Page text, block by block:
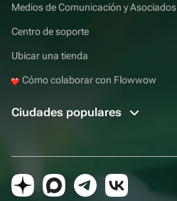
Medios de Comunicación y Asociados
Centro de soporte
Ubicar una tienda
Cómo colaborar con Flowwow
Ciudades populares